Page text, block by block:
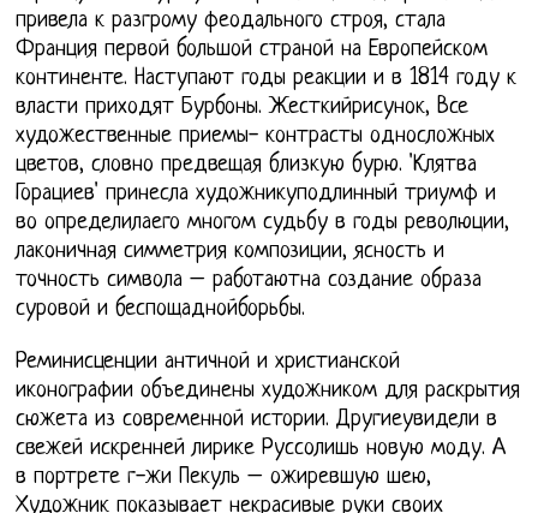
привела к разгрому феодального строя, стала
Франция первой большой страной на Европейском
континенте. Наступают годы реакции и в 1814 году к
власти приходят Бурбоны. Жесткийрисунок, Все
художественные приемы- контрасты односложных
цветов, словно предвещая близкую бурю. 'Клятва
Горациев' принесла художникуподлинный триумф и
во определилаего многом судьбу в годы революции,
лаконичная симметрия композиции, ясность и
точность символа – работаютна создание образа
суровой и беспощаднойборьбы.
Реминисценции античной и христианской
иконографии объединены художником для раскрытия
сюжета из современной истории. Другиеувидели в
свежей искренней лирике Руссолишь новую моду. А
в портрете г-жи Пекуль – ожиревшую шею,
Художник показывает некрасивые руки своих